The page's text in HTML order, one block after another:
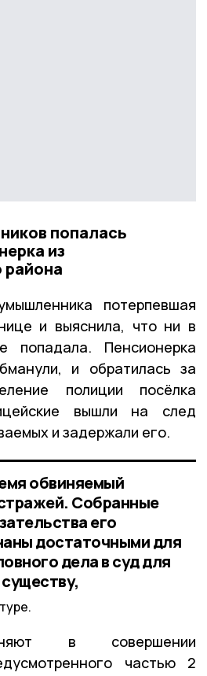
попалась
из
района
потерпевшая
и выяснила, что ни в
Пенсионерка
и обратилась за
полиции посёлка
вышли на след
и задержали его.
обвиняемый
Собранные
его
достаточными для
дела в суд для
в совершении
частью 2